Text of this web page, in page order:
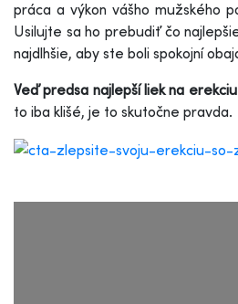
práca a výkon vášho mužského
Usilujte sa ho prebudiť čo
najdlhšie, aby ste boli spokojní
Veď predsa najlepší liek na
to iba klišé, je to skutočne pravda.